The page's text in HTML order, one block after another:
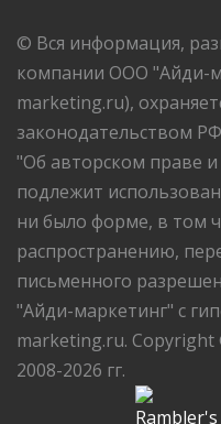
© Вся информация,
компании ООО "Айди-
marketing.ru),
законодательством
"Об авторском праве
подлежит
ни было форме, в том
распространению,
письменного
"Айди-маркетинг" с
marketing.ru.
2008-2026 гг.